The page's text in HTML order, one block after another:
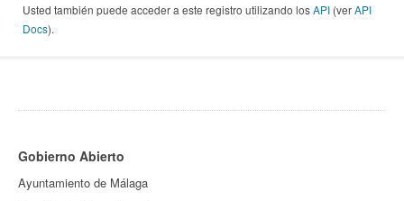
Usted también puede acceder a este registro utilizando losAPI (verAPI
Docs).
Gobierno Abierto
Ayuntamiento de Málaga